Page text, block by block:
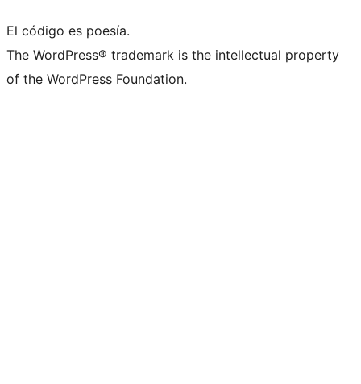
El código es poesía.
The WordPress® trademark is the intellectual property
of the WordPress Foundation.